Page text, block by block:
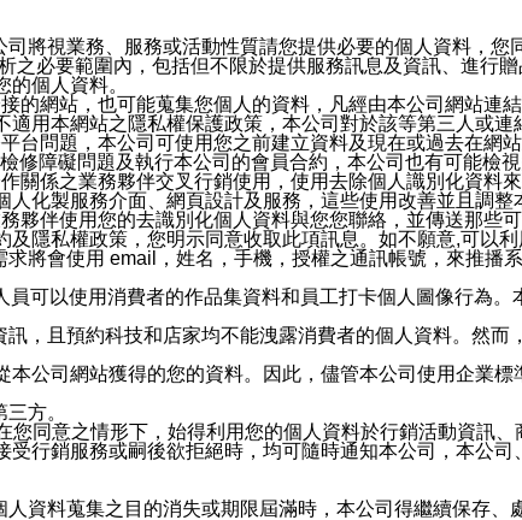
將視業務、服務或活動性質請您提供必要的個人資料，您
必要範圍內，包括但不限於提供服務訊息及資訊、進行
個人資料。
的網站，也可能蒐集您個人的資料，凡經由本公司網站連
用本網站之隱私權保護政策，本公司對於該等第三人或連
台問題，本公司可使用您之前建立資料及現在或過去在網
障礙問題及執行本公司的會員合約，本公司也有可能檢
關係之業務夥伴交叉行銷使用，使用去除個人識別化資料
化製服務介面、網頁設計及服務，這些使用改善並且調整
夥伴使用您的去識別化個人資料與您您聯絡，並傳送那些
隱私權政策，您明示同意收取此項訊息。如不願意,可以
將會使用 email，姓名，手機，授權之通訊帳號，來推播
可以使用消費者的作品集資料和員工打卡個人圖像行為。
，且預約科技和店家均不能洩露消費者的個人資料。然
公司網站獲得的您的資料。因此，儘管本公司使用企業
方。
同意之情形下，始得利用您的個人資料於行銷活動資訊
行銷服務或嗣後欲拒絕時，均可隨時通知本公司，本公
資料蒐集之目的消失或期限屆滿時，本公司得繼續保存、